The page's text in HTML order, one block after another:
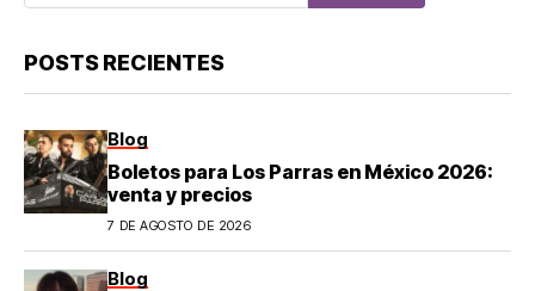
POSTS RECIENTES
Blog
Boletos para Los Parras en México 2026:
venta y precios
7 DE AGOSTO DE 2026
Blog